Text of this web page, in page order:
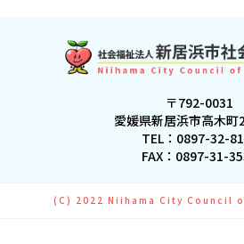
〒792-0031
愛媛県新居浜市高木町
TEL： 0897-32-
FAX：0897-31-
(C) 2022 Niihama City Council